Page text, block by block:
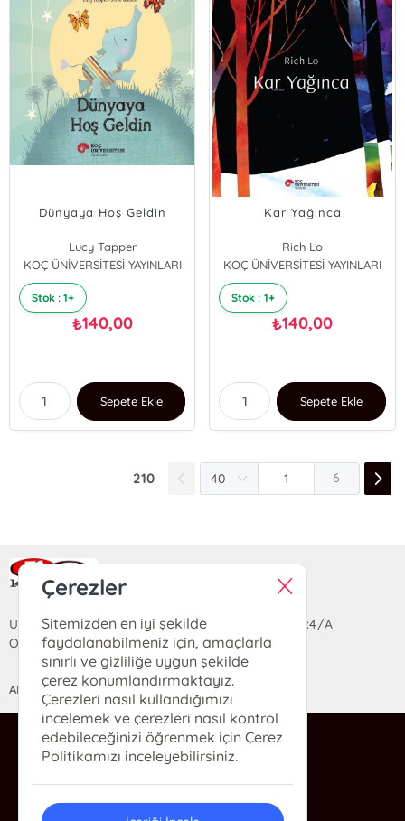
Dünyaya Hoş Geldin
Lucy Tapper
Steve Wilson
KOÇ ÜNİVERSİTESİ YAYINLARI
Stok : 1+
₺140,00
Sepete Ekle
Kar Yağınca
Rich Lo
KOÇ ÜNİVERSİTESİ YAYINLARI
Stok : 1+
₺140,00
Sepete Ekle
210 6
Ra Yayın Kitabevi
Uzun Sokak Saray Çarşısı Lara Sineması Girişi No:4/A
Ortahisar/TRABZON
ANASAYFA YARDIM İLETİŞİM
ra@rakitap.com
0(462) 326 49 71
Çerezler
Sitemizden en iyi şekilde
faydalanabilmeniz için, amaçlarla
sınırlı ve gizliliğe uygun şekilde
çerez konumlandırmaktayız.
Çerezleri nasıl kullandığımızı
incelemek ve çerezleri nasıl kontrol
edebileceğinizi öğrenmek için Çerez
Politikamızı inceleyebilirsiniz.